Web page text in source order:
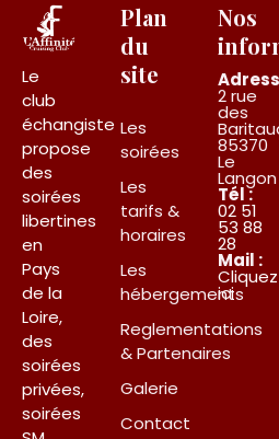
Le
club
échangiste
propose
des
soirées
libertines
en
Pays
de la
Loire,
des
soirées
privées,
soirées
Plan
du
site
Les
soirées
Les
tarifs &
horaires
Les
hébergements
Reglementations
& Partenaires
Galerie
Contact
Nos
2 rue
des
85370
Le
Langon
Tél :
02 51
53 88
28
Mail :
Cliquez
ici